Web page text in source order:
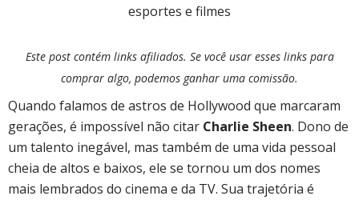
Este post contém links afiliados. Se você usar esses links para
comprar algo, podemos ganhar uma comissão.
Quando falamos de astros de Hollywood que marcaram
gerações, é impossível não citar Charlie Sheen. Dono de
um talento inegável, mas também de uma vida pessoal
cheia de altos e baixos, ele se tornou um dos nomes
mais lembrados do cinema e da TV. Sua trajetória é